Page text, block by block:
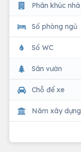
Phân khúc nhà
Số phòng ngủ
Số WC
Sân vườn
Chỗ để xe
Năm xây dựng